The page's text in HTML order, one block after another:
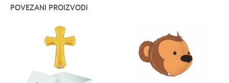
POVEZANI PROIZVODI